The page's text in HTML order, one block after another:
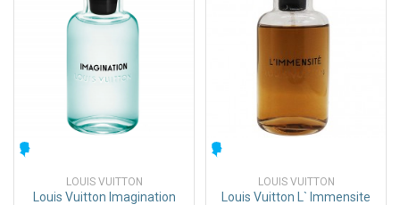
LOUIS VUITTON
Louis Vuitton Imagination
LOUIS VUITTON
Louis Vuitton L` Immensite